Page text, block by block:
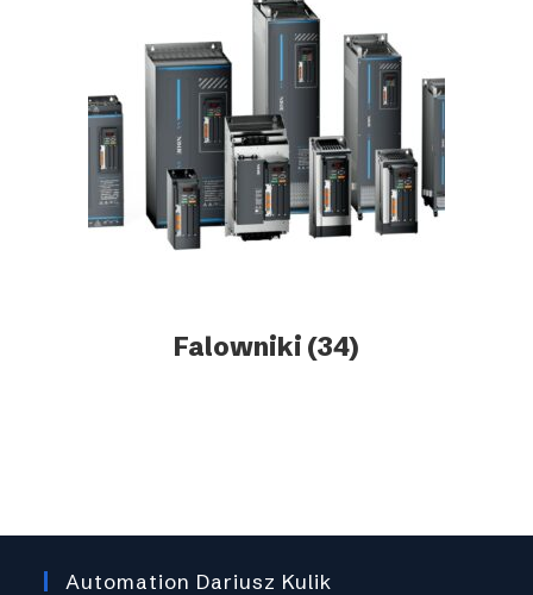
Falowniki (34)
Automation Dariusz Kulik